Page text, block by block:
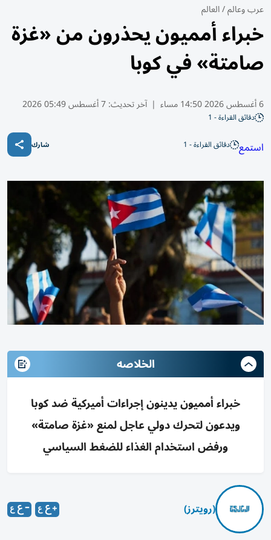
عرب وعالم/العالم
خبراء أمميون يحذرون من «غزة
صامتة» في كوبا
6 أغسطس 2026 14:50 مساء | آخر تحديث:7 أغسطس 05:49 2026
دقائق القراءة - 1
استمع دقائق القراءة - 1 شارك
الخلاصه
خبراء أمميون يدينون إجراءات أميركية ضد كوبا
ويدعون لتحرك دولي عاجل لمنع «غزة صامتة»
ورفض استخدام الغذاء للضغط السياسي
(رويترز)